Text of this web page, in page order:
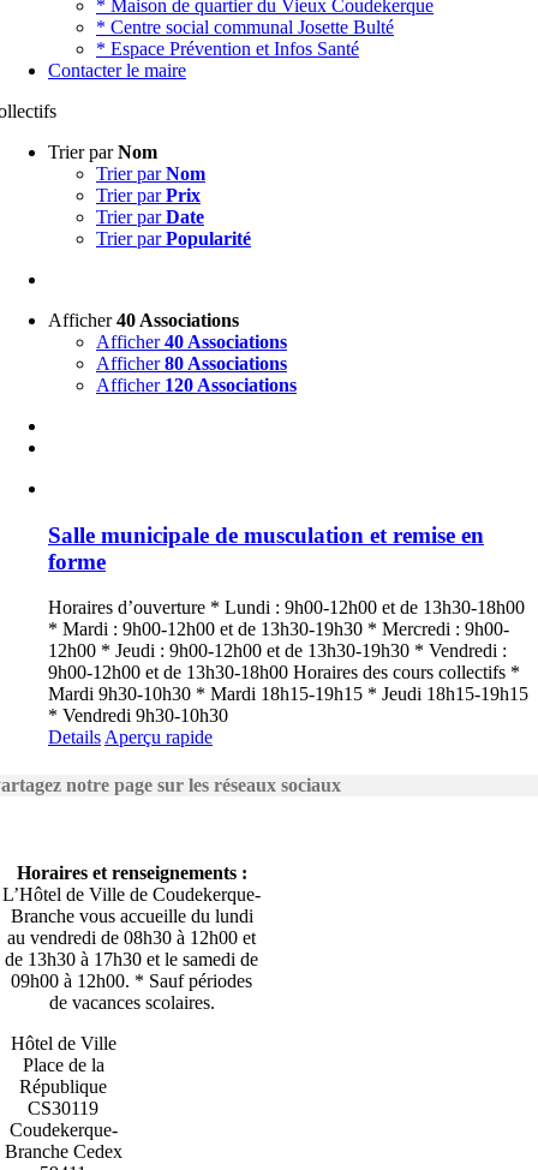
* Maison de quartier du Vieux Coudekerque
* Centre social communal Josette Bulté
* Espace Prévention et Infos Santé
Contacter le maire
Trier parNom
Trier parNom
Trier parPrix
Trier parDate
Trier parPopularité
Afficher40 Associations
Afficher40 Associations
Afficher80 Associations
Afficher 120 Associations
Salle municipale de musculation et remise en
forme
Horaires d’ouverture * Lundi : 9h00-12h00 et de 13h30-18h00
* Mardi : 9h00-12h00 et de 13h30-19h30 * Mercredi : 9h00-
12h00 * Jeudi : 9h00-12h00 et de 13h30-19h30 * Vendredi :
9h00-12h00 et de 13h30-18h00 Horaires des cours collectifs *
Mardi 9h30-10h30 * Mardi 18h15-19h15 * Jeudi 18h15-19h15
* Vendredi 9h30-10h30
DetailsAperçu rapide
notre page sur les réseaux sociaux
Horaires et renseignements :
L’Hôtel de Ville de Coudekerque-
Branche vous accueille du lundi
au vendredi de 08h30 à 12h00 et
de 13h30 à 17h30 et le samedi de
09h00 à 12h00. * Sauf périodes
de vacances scolaires.
Hôtel de Ville
Place de la
République
CS30119
Coudekerque-
Branche Cedex